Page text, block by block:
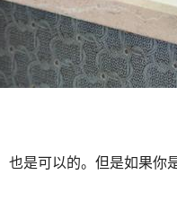
是可以的。但是如果你